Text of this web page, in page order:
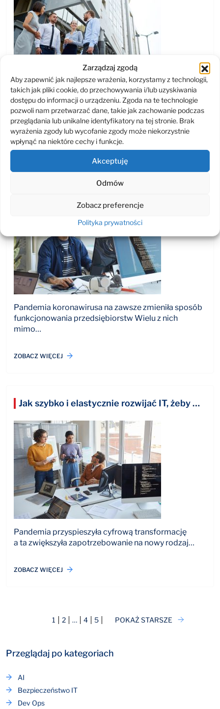
Zarządzaj zgodą
Aby zapewnić jak najlepsze wrażenia, korzystamy z technologii,
takich jak pliki cookie, do przechowywania i/lub uzyskiwania
dostępu do informacji o urządzeniu. Zgoda na te technologie
pozwoli nam przetwarzać dane, takie jak zachowanie podczas
przeglądania lub unikalne identyfikatory na tej stronie. Brak
wyrażenia zgody lub wycofanie zgody może niekorzystnie
wpłynąć na niektóre cechy i funkcje.
Akceptuję
Odmów
Zobacz preferencje
Polityka prywatności
Outsourcing to sprawdzony sposób
na optymalizację kosztów i zwiększenie
efektywności działu…
ZOBACZ WIĘCEJ
Outsourcing dla małych i średnich firm – czy warto w 2022?
Pandemia koronawirusa na zawsze zmieniła sposób
funkcjonowania przedsiębiorstw Wielu z nich
mimo…
ZOBACZ WIĘCEJ
Jak szybko i elastycznie rozwijać IT, żeby wspierać wzrost biznesowy
Pandemia przyspieszyła cyfrową transformację
a ta zwiększyła zapotrzebowanie na nowy rodzaj…
ZOBACZ WIĘCEJ
1 2 … 4 5 POKAŻ STARSZE
Przeglądaj po kategoriach
AI
Bezpieczeństwo IT
Dev Ops